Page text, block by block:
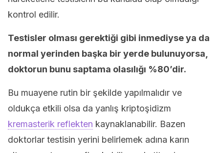
kontrol edilir.
Testisler olması gerektiği gibi inmediyse ya da
normal yerinden başka bir yerde bulunuyorsa,
doktorun bunu saptama olasılığı %80’dir.
Bu muayene rutin bir şekilde yapılmalıdır ve
oldukça etkili olsa da yanlış kriptoşidizm
kremasterik reflekten kaynaklanabilir. Bazen
doktorlar testisin yerini belirlemek adına karın